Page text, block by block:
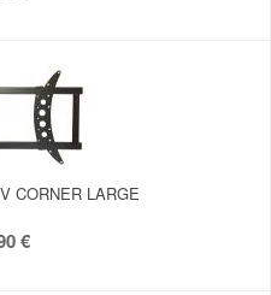
CORNER LARGE
€